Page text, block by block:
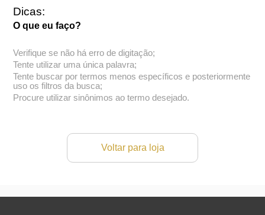
Dicas:
O que eu faço?
Verifique se não há erro de digitação;
Tente utilizar uma única palavra;
Tente buscar por termos menos específicos e posteriormente
uso os filtros da busca;
Procure utilizar sinônimos ao termo desejado.
Voltar para loja